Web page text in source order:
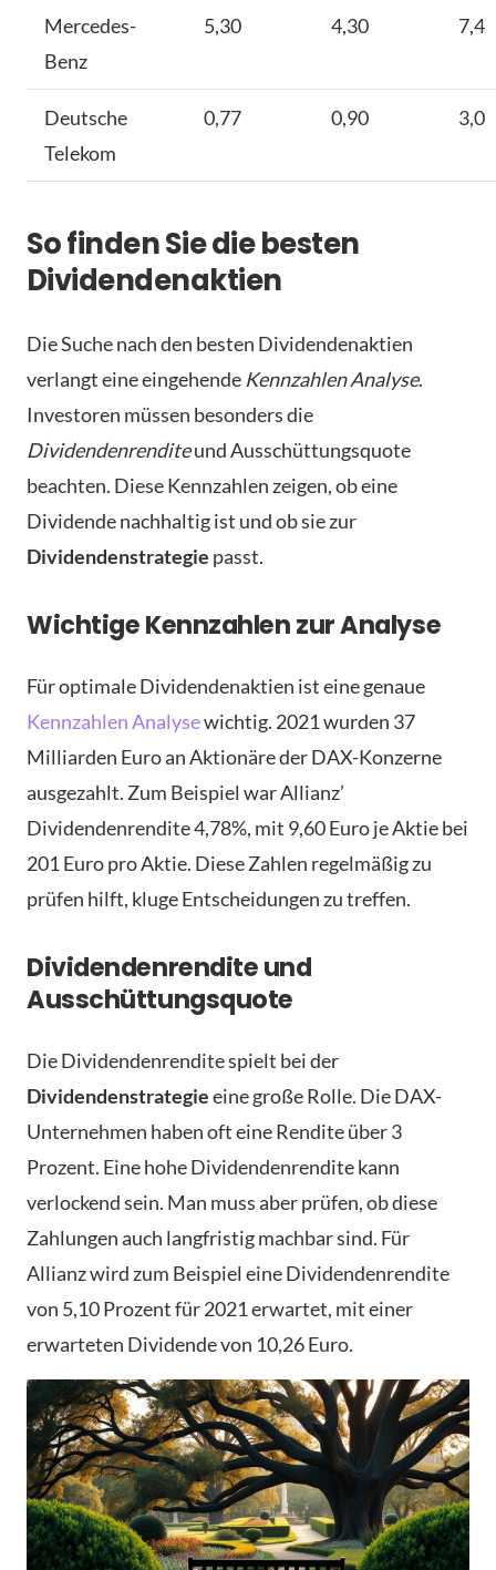
Mercedes-
Benz
5,30 4,30 7,4
Deutsche
Telekom
0,77 0,90 3,0
So finden Sie die besten
Dividendenaktien
Die Suche nach den besten Dividendenaktien
verlangt eine eingehende Kennzahlen Analyse.
Investoren müssen besonders die
Dividendenrenditeund Ausschüttungsquote
beachten. Diese Kennzahlen zeigen, ob eine
Dividende nachhaltig ist und ob sie zur
Dividendenstrategie passt.
Wichtige Kennzahlen zur Analyse
Für optimale Dividendenaktien ist eine genaue
Kennzahlen Analysewichtig. 2021 wurden 37
Milliarden Euro an Aktionäre der DAX-Konzerne
ausgezahlt. Zum Beispiel war Allianz’
Dividendenrendite 4,78%, mit 9,60 Euro je Aktie bei
201 Euro pro Aktie. Diese Zahlen regelmäßig zu
prüfen hilft, kluge Entscheidungen zu treffen.
Dividendenrendite und
Ausschüttungsquote
Die Dividendenrendite spielt bei der
Dividendenstrategieeine große Rolle. Die DAX-
Unternehmen haben oft eine Rendite über 3
Prozent. Eine hohe Dividendenrendite kann
verlockend sein. Man muss aber prüfen, ob diese
Zahlungen auch langfristig machbar sind. Für
Allianz wird zum Beispiel eine Dividendenrendite
von 5,10 Prozent für 2021 erwartet, mit einer
erwarteten Dividende von 10,26 Euro.